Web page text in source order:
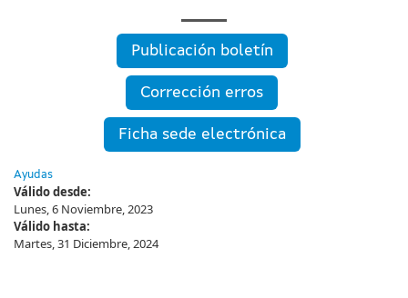
Publicación boletín
Corrección erros
Ficha sede electrónica
Ayudas
Válido desde:
Lunes, 6 Noviembre, 2023
Válido hasta:
Martes, 31 Diciembre, 2024